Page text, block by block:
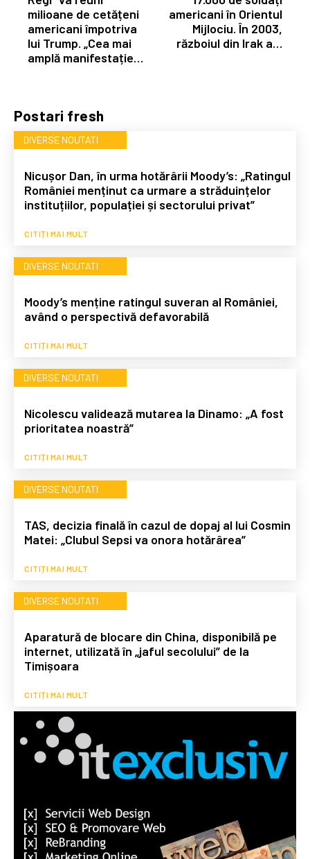
Postari fresh
DIVERSE NOUTATI
Nicușor Dan, în urma hotărârii Moody’s: „Ratingul
României menținut ca urmare a străduințelor
instituțiilor, populației și sectorului privat”
CITIȚI MAI MULT
DIVERSE NOUTATI
Moody’s menține ratingul suveran al României,
având o perspectivă defavorabilă
CITIȚI MAI MULT
DIVERSE NOUTATI
Nicolescu validează mutarea la Dinamo: „A fost
prioritatea noastră”
CITIȚI MAI MULT
DIVERSE NOUTATI
TAS, decizia finală în cazul de dopaj al lui Cosmin
Matei: „Clubul Sepsi va onora hotărârea”
CITIȚI MAI MULT
DIVERSE NOUTATI
Aparatură de blocare din China, disponibilă pe
internet, utilizată în „jaful secolului” de la
Timișoara
CITIȚI MAI MULT
milioane de cetățeni
americani împotriva
lui Trump. „Cea mai
amplă manifestație…
americani în Orientul
Mijlociu. În 2003,
războiul din Irak a…